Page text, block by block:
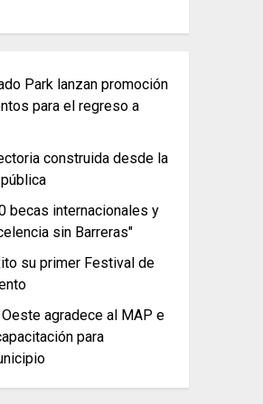
Park lanzan promoción
para el regreso a
construida desde la
becas internacionales y
sin Barreras"
su primer Festival de
agradece al MAP e
para